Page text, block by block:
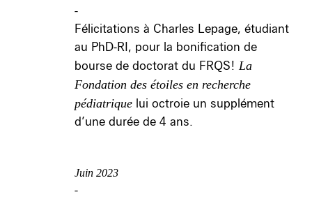
-
Félicitations à Charles Lepage, étudiant
au PhD-RI, pour la bonification de
bourse de doctorat du FRQS! La
Fondation des étoiles en recherche
pédiatrique lui octroie un supplément
d’une durée de 4 ans.
Juin 2023
-